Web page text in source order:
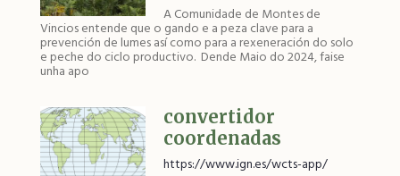
A Comunidade de Montes de
Vincios entende que o gando e a peza clave para a
prevención de lumes así como para a rexeneración do solo
e peche do ciclo productivo. Dende Maio do 2024, faise
unha apo
convertidor
coordenadas
https://www.ign.es/wcts-app/